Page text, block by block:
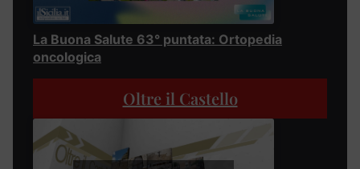
La Buona Salute 63° puntata: Ortopedia
oncologica
Oltre il Castello